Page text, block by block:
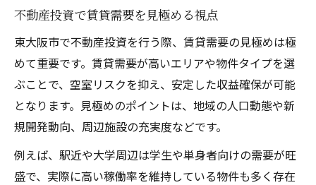
不動産投資で賃貸需要を見極める視点
東大阪市で不動産投資を行う際、賃貸需要の見極めは極
めて重要です。賃貸需要が高いエリアや物件タイプを選
ぶことで、空室リスクを抑え、安定した収益確保が可能
となります。見極めのポイントは、地域の人口動態や新
規開発動向、周辺施設の充実度などです。
例えば、駅近や大学周辺は学生や単身者向けの需要が旺
盛で、実際に高い稼働率を維持している物件も多く存在